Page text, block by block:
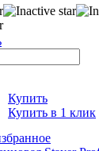
Купить
Купить в 1 клик